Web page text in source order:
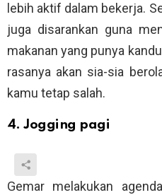
lebih aktif dalam bekerja.
juga disarankan guna
makanan yang punya
rasanya akan sia-sia
kamu tetap salah.
4. Jogging pagi
Gemar melakukan